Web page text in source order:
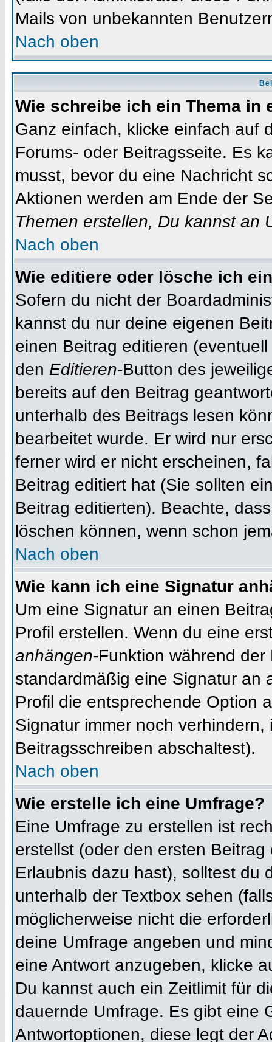
Mails von unbekannten
Nach oben
Wie schreibe ich ein Thema in
Ganz einfach, klicke einfach auf
Forums- oder Beitragsseite. Es
musst, bevor du eine Nachricht
Aktionen werden am Ende der
Themen erstellen, Du kannst an
Nach oben
Wie editiere oder lösche ich
Sofern du nicht der
kannst du nur deine eigenen
einen Beitrag editieren
den Editieren-Button des
bereits auf den Beitrag
unterhalb des Beitrags lesen
bearbeitet wurde. Er wird nur
ferner wird er nicht erscheinen,
Beitrag editiert hat (Sie sollten
Beitrag editierten). Beachte,
löschen können, wenn schon
Nach oben
Wie kann ich eine Signatur
Um eine Signatur an einen
Profil erstellen. Wenn du eine
anhängen-Funktion während
standardmäßig eine Signatur an
Profil die entsprechende Option
Signatur immer noch
Beitragsschreiben abschaltest).
Nach oben
Wie erstelle ich eine Umfrage?
Eine Umfrage zu erstellen ist
erstellst (oder den ersten
Erlaubnis dazu hast), solltest du
unterhalb der Textbox sehen
möglicherweise nicht die
deine Umfrage angeben und
eine Antwort anzugeben, klicke
Du kannst auch ein Zeitlimit für
dauernde Umfrage. Es gibt eine
Antwortoptionen, diese legt der